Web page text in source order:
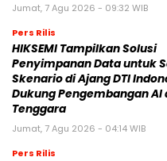
Jumat, 7 Agu 2026 - 09:32 WIB
Pers Rilis
HIKSEMI Tampilkan Solusi
Penyimpanan Data untuk
Skenario di Ajang DTI
Dukung Pengembangan AI
Tenggara
Jumat, 7 Agu 2026 - 04:14 WIB
Pers Rilis